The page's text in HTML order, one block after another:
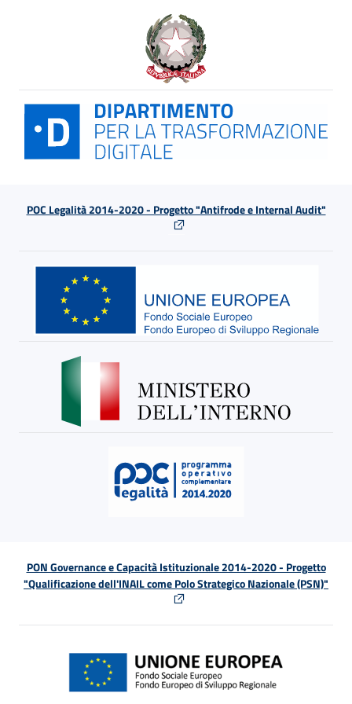
POC Legalità 2014-2020 - Progetto "Antifrode e Internal Audit"
PON Governance e Capacità Istituzionale 2014-2020 - Progetto
"Qualificazione dell'INAIL come Polo Strategico Nazionale (PSN)"